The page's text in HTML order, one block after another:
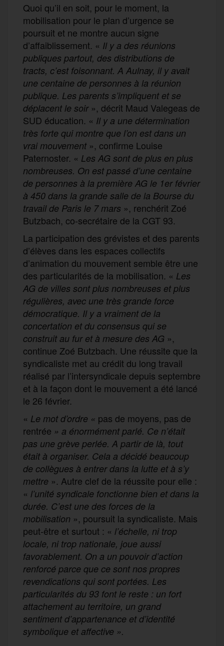
Quoi qu’il en soit, pour le moment, la
mobilisation pour le plan d’urgence se
poursuit et ne montre aucun signe
d’affaiblissement. « Il y a des réunions
publiques partout, des distributions de
tracts, c’est foisonnant. A Aulnay, il y avait
une centaine de personnes à la réunion
publique. L es parents s’impliquent etse
déplacent le soir », décrit Maud Valegeas de
SUD éducation. « Il y a une détermination
très forte qui montre que l’on est dans un
vrai mouvement », confirme Louise
Paternoster. « Les AG sont de plus en plus
nombreuses. On est passé d’une centaine
de personnes à la première AG le 1erfévrier
à 450 dans la grande salle de la Bourse du
travail de Paris le 7 mars », renchérit Zoé
Butzbach, co-secrétaire de la CGT 93.
La participation des grévistes et des parents
d’élèves dans les espaces collectifs
d’animation du mouvement semble être une
des particularités de la mobilisation. « L es
AG de villes sontplus nombreuses etplus
régulières, avec une très grande force
démocratique. Il y a vraiment de la
concertation etdu consensus qui se
construit au fur et à mesure des AG »,
continue Zoé Butzbach. Une réussite que la
syndicaliste met au crédit du long travail
réalisé par l’intersyndicale depuis septembre
et à la façon dont le mouvement a été lancé
le 26 février.
« Le mot d’ordre « pas de moyens, pas de
rentrée » a énormément parlé. Ce n’était
pas une grève perlée. A partir de là, tout
était à organiser. Cela a décidé beaucoup
de collègues à entrer dans la lutte et à s’y
mettre ». Autre clef de la réussite pour elle :
« l’unité syndicale fonctionne bien et dans la
durée. C’est une des forces de la
mobilisation », poursuit la syndicaliste. Mais
peut-être et surtout : « l’échelle, nitrop
locale, nitrop nationale, joue aussi
favorablement. On a un pouvoir d’action
renforcé parce que ce sont nos propres
revendications qui sont portées. Les
particularités du 93 font le reste : un fort
attachement au territoire, un grand
sentiment d’appartenance etd’identité
symbolique et affective ».